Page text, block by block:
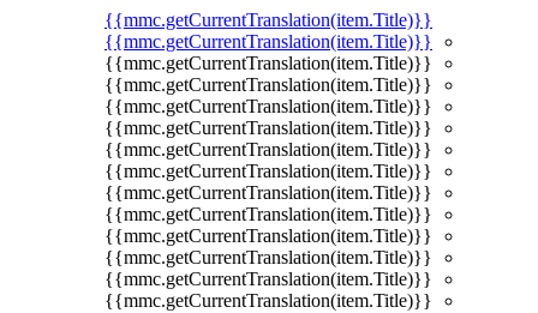
{{mmc.getCurrentTranslation(item.Title)}}
{{mmc.getCurrentTranslation(item.Title)}}
{{mmc.getCurrentTranslation(item.Title)}}
{{mmc.getCurrentTranslation(item.Title)}}
{{mmc.getCurrentTranslation(item.Title)}}
{{mmc.getCurrentTranslation(item.Title)}}
{{mmc.getCurrentTranslation(item.Title)}}
{{mmc.getCurrentTranslation(item.Title)}}
{{mmc.getCurrentTranslation(item.Title)}}
{{mmc.getCurrentTranslation(item.Title)}}
{{mmc.getCurrentTranslation(item.Title)}}
{{mmc.getCurrentTranslation(item.Title)}}
{{mmc.getCurrentTranslation(item.Title)}}
{{mmc.getCurrentTranslation(item.Title)}}